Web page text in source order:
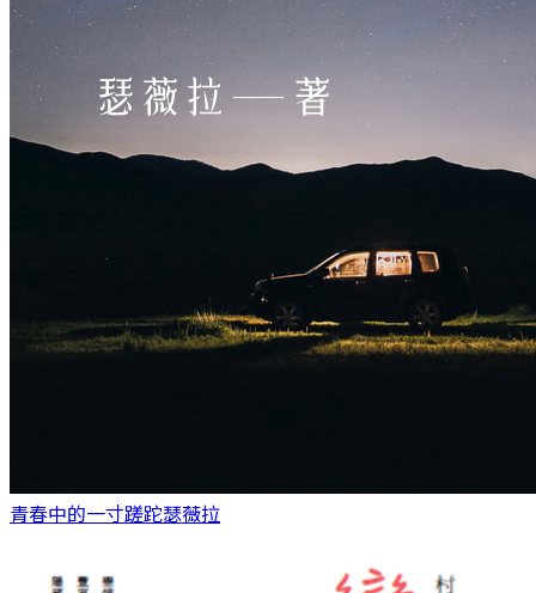
青春中的一寸蹉跎瑟薇拉